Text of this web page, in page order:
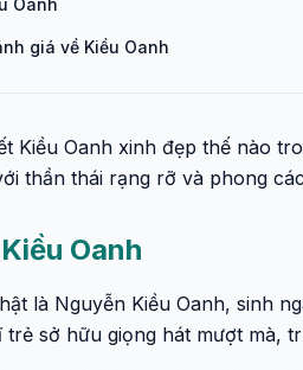
Oanh
giá về Kiều Oanh
Kiều Oanh xinh đẹp thế nào
thần thái rạng rỡ và phong
Oanh
là Nguyễn Kiều Oanh, sinh
trẻ sở hữu giọng hát mượt mà,